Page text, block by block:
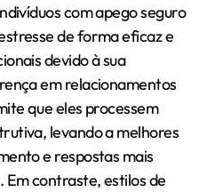
com apego seguro
de forma eficaz e
devido à sua
em relacionamentos
que eles processem
levando a melhores
e respostas mais
Em contraste, estilos de